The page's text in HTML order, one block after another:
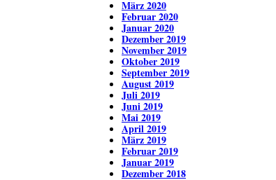
März 2020
Februar 2020
Januar 2020
Dezember 2019
November 2019
Oktober 2019
September 2019
August 2019
Juli 2019
Juni 2019
Mai 2019
April 2019
März 2019
Februar 2019
Januar 2019
Dezember 2018